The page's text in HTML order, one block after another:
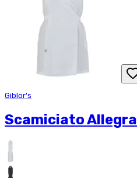
Giblor's
Scamiciato Allegra